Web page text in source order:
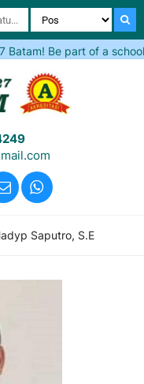
Batam! Be part of a
Saputro, S.E